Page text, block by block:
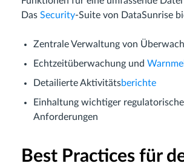
Das Security-Suite von DataSunrise
Zentrale Verwaltung von
Echtzeitüberwachung und
Detailierte Aktivitätsberichte
Einhaltung wichtiger
Anforderungen
Best Practices für